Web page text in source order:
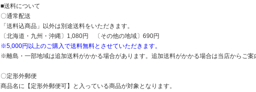
■送料について
〇通常配送
「送料込商品」以外は別途送料をいただきます。
〔北海道・九州・沖縄〕1,080円 〔その他の地域〕690円
※5,000円以上のご購入で送料無料とさせていただきます。
※離島・一部地域は追加送料がかかる場合があります。追加送料がかかる場合は当店からご案
〇定形外郵便
商品名に【定形外郵便可】と入っている商品が対象となります。